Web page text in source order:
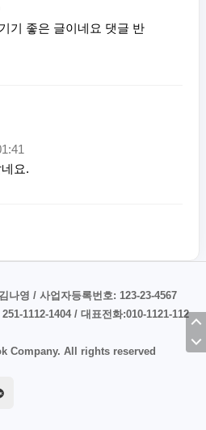
기 좋은 글이네요 댓글 반
요.
나영 / 사업자등록번호: 123-23-4567
1112-1404 / 대표전화:010-1121-112
Company. All rights reserved